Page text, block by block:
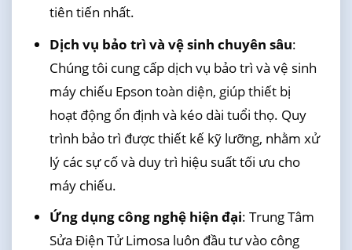
tiên tiến nhất.
Dịch vụ bảo trì và vệ sinh chuyên sâu:
Chúng tôi cung cấp dịch vụ bảo trì và vệ sinh
máy chiếu Epson toàn diện, giúp thiết bị
hoạt động ổn định và kéo dài tuổi thọ. Quy
trình bảo trì được thiết kế kỹ lưỡng, nhằm xử
lý các sự cố và duy trì hiệu suất tối ưu cho
máy chiếu.
Ứng dụng công nghệ hiện đại: Trung Tâm
Sửa Điện Tử Limosa luôn đầu tư vào công